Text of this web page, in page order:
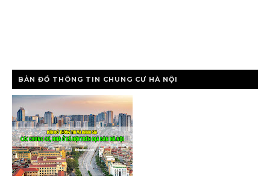
BẢN ĐỒ THÔNG TIN CHUNG CƯ HÀ NỘI